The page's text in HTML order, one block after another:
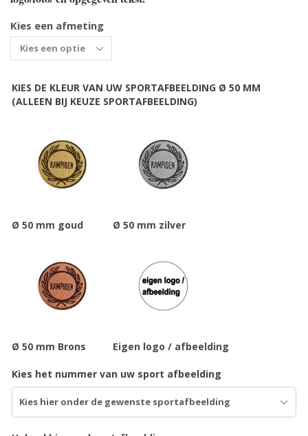
Kies een afmeting
KIES DE KLEUR VAN UW SPORTAFBEELDING Ø 50 MM
(ALLEEN BIJ KEUZE SPORTAFBEELDING)
Ø 50 mm goud Ø 50 mm zilver
Ø 50 mm Brons Eigen logo / afbeelding
Kies het nummer van uw sport afbeelding